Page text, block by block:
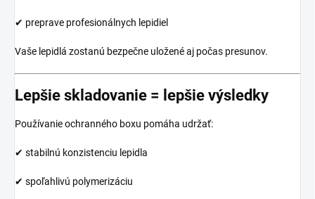
✔ preprave profesionálnych lepidiel
Vaše lepidlá zostanú bezpečne uložené aj počas presunov.
Lepšie skladovanie = lepšie výsledky
Používanie ochranného boxu pomáha udržať:
✔ stabilnú konzistenciu lepidla
✔ spoľahlivú polymerizáciu